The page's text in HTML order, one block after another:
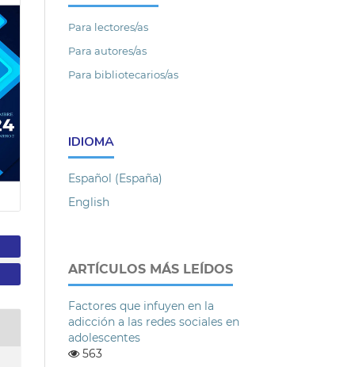
Para lectores/as
Para autores/as
Para bibliotecarios/as
IDIOMA
Español (España)
English
ARTÍCULOS MÁS LEÍDOS
Factores que infuyen en la
adicción a las redes sociales en
adolescentes
563